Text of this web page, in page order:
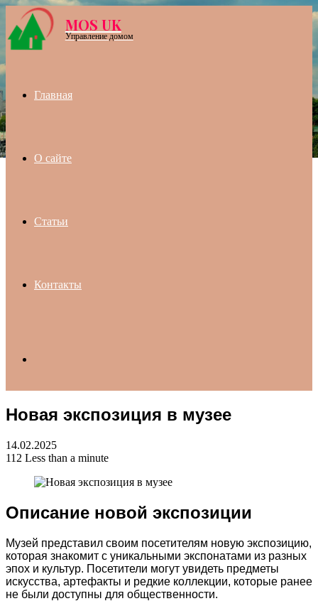
Menu
MOS UK
Управление домом
Главная
О сайте
Статьи
Контакты
for
Новая экспозиция в музее
14.02.2025
112 Less than a minute
Описание новой экспозиции
Музей представил своим посетителям новую экспозицию,
которая знакомит с уникальными экспонатами из разных
эпох и культур. Посетители могут увидеть предметы
искусства, артефакты и редкие коллекции, которые ранее
не были доступны для общественности.